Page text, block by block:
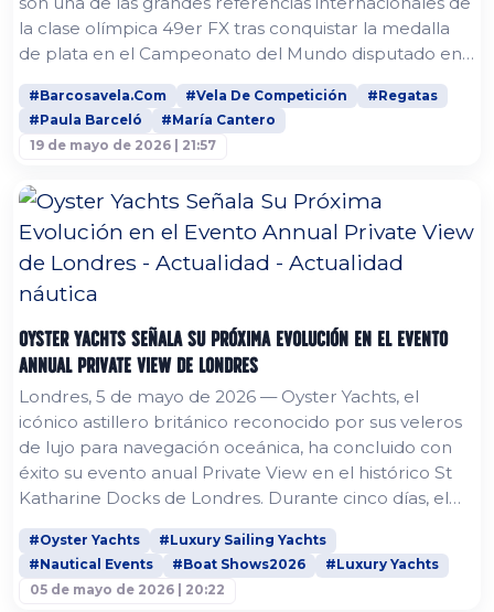
la clase olímpica 49er FX tras conquistar la medalla
de plata en el Campeonato del Mundo disputado en
aguas de Quiberon. La tripulación española llegaba a
la jornada final como líder de la clasificación general
después de una semana muy sólida y consistente. Sin
embargo, el nuevo formato de Medal Series
comprimía las...
#Barcosavela.Com #Vela De Competición
#Regatas
#Paula Barceló
#María Cantero
19 de mayo de 2026 | 21:57
Oyster Yachts Señala Su Próxima Evolución en el Evento
Annual Private View de Londres
Londres, 5 de mayo de 2026 — Oyster Yachts, el
icónico astillero británico reconocido por sus veleros
de lujo para navegación oceánica, ha concluido con
éxito su evento anual Private View en el histórico St
Katharine Docks de Londres. Durante cinco días, el
encuentro reunió a propietarios de Oyster, líderes de
la industria y destacadas voces del mundo de la vela
para debatir sobre el futuro de la navegación
offshore, ofreciendo además la rara oportunidad de
#Oyster Yachts
#Luxury Sailing Yachts
#Nautical Events
#Boat Shows2026
#Luxury Yachts
05 de mayo de 2026 | 20:22